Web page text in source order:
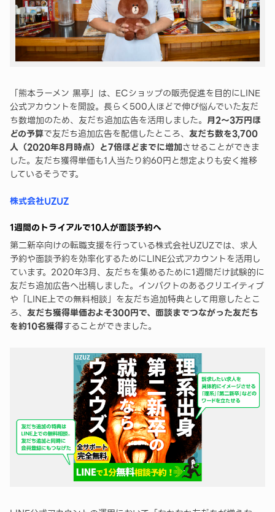
「熊本ラーメン 黒亭」は、ECショップの販売促進を目的にLINE
公式アカウントを開設。長らく500人ほどで伸び悩んでいた友だ
ち数増加のため、友だち追加広告を活用しました。 月2～3万円ほ
どの予算で友だち追加広告を配信したところ、 友だち数を3,700
人（2020年8月時点）と7倍ほどまでに増加させることができま
した。友だち獲得単価も1人当たり約60円と想定よりも安く推移
しているそうです。
株式会社UZUZ
1週間のトライアルで10人が面談予約へ
第二新卒向けの転職支援を行っている株式会社UZUZでは、求人
予約や面談予約を効率化するためにLINE公式アカウントを活用し
ています。2020年3月、友だちを集めるために1週間だけ試験的に
友だち追加広告へ出稿しました。インパクトのあるクリエイティブ
や「LINE上での無料相談」を友だち追加特典として用意したとこ
ろ、 友だち獲得単価およそ300円で、面談までつながった友だち
を約10名獲得することができました。